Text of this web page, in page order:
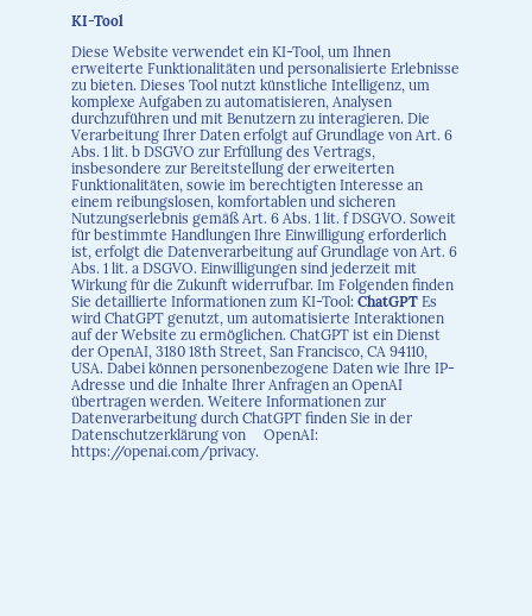
KI-Tool
Diese Website verwendet ein KI-Tool, um Ihnen
erweiterte Funktionalitäten und personalisierte Erlebnisse
zu bieten. Dieses Tool nutzt künstliche Intelligenz, um
komplexe Aufgaben zu automatisieren, Analysen
durchzuführen und mit Benutzern zu interagieren. Die
Verarbeitung Ihrer Daten erfolgt auf Grundlage von Art. 6
Abs. 1 lit. b DSGVO zur Erfüllung des Vertrags,
insbesondere zur Bereitstellung der erweiterten
Funktionalitäten, sowie im berechtigten Interesse an
einem reibungslosen, komfortablen und sicheren
Nutzungserlebnis gemäß Art. 6 Abs. 1 lit. f DSGVO. Soweit
für bestimmte Handlungen Ihre Einwilligung erforderlich
ist, erfolgt die Datenverarbeitung auf Grundlage von Art. 6
Abs. 1 lit. a DSGVO. Einwilligungen sind jederzeit mit
Wirkung für die Zukunft widerrufbar. Im Folgenden finden
Sie detaillierte Informationen zum KI-Tool: ChatGPT Es
wird ChatGPT genutzt, um automatisierte Interaktionen
auf der Website zu ermöglichen. ChatGPT ist ein Dienst
der OpenAI, 3180 18th Street, San Francisco, CA 94110,
USA. Dabei können personenbezogene Daten wie Ihre IP-
Adresse und die Inhalte Ihrer Anfragen an OpenAI
übertragen werden. Weitere Informationen zur
Datenverarbeitung durch ChatGPT finden Sie in der
Datenschutzerklärung von OpenAI:
https://openai.com/privacy.